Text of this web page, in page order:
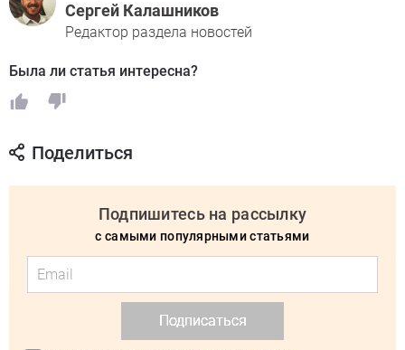
Сергей Калашников
Редактор раздела новостей
Была ли статья интересна?
Поделиться
Подпишитесь на рассылку
с самыми популярными статьями
Подписаться